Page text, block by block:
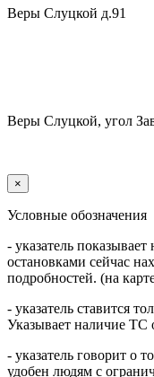
Веры Слуцкой д.91
Веры Слуцкой, угол
×
Условные обозначения
- указатель
остановками сейчас
подробностей. (на
- указатель ставится
Указывает наличие ТС
- указатель говорит о
удобен людям с